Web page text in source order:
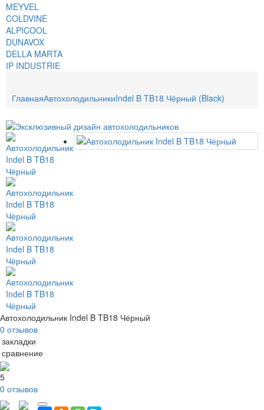
MEYVEL
COLDVINE
ALPICOOL
DUNAVOX
DELLA MARTA
IP INDUSTRIE
ГлавнаяАвтохолодильникиIndel B TB18 Чёрный (Black)
Автохолодильник Indel B TB18 Чёрный
0 отзывов
5
0 отзывов